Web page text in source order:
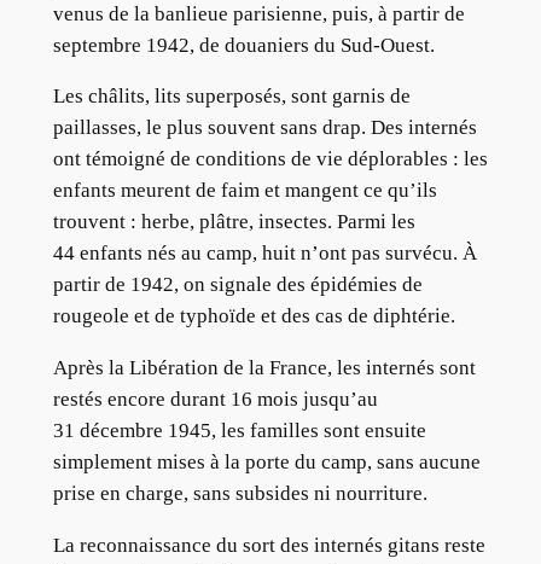
venus de la banlieue parisienne, puis, à partir de
septembre 1942, de douaniers du Sud-Ouest.
Les châlits, lits superposés, sont garnis de
paillasses, le plus souvent sans drap. Des internés
ont témoigné de conditions de vie déplorables : les
enfants meurent de faim et mangent ce qu’ils
trouvent : herbe, plâtre, insectes. Parmi les
44 enfants nés au camp, huit n’ont pas survécu. À
partir de 1942, on signale des épidémies de
rougeole et de typhoïde et des cas de diphtérie.
Après la Libération de la France, les internés sont
restés encore durant 16 mois jusqu’au
31 décembre 1945, les familles sont ensuite
simplement mises à la porte du camp, sans aucune
prise en charge, sans subsides ni nourriture.
La reconnaissance du sort des internés gitans reste